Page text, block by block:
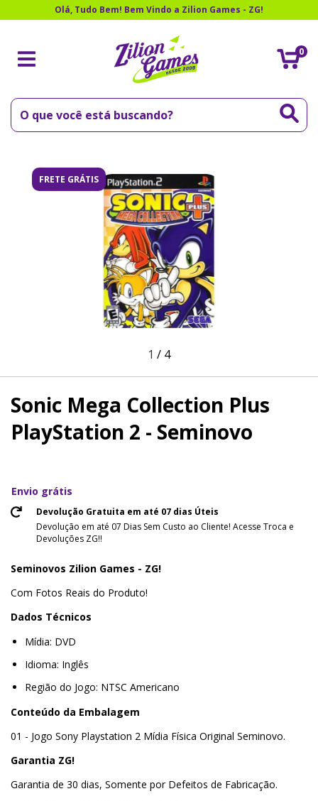
Olá, Tudo Bem! Bem Vindo a Zilion Games - ZG!
0
FRETE GRÁTIS
1 / 4
Sonic Mega Collection Plus
PlayStation 2 - Seminovo
Envio grátis
Devolução Gratuita em até 07 dias Úteis
Devolução em até 07 Dias Sem Custo ao Cliente! Acesse Troca e
Devoluções ZG!!
Seminovos Zilion Games - ZG!
Com Fotos Reais do Produto!
Dados Técnicos
Mídia: DVD
Idioma: Inglês
Região do Jogo: NTSC Americano
Conteúdo da Embalagem
01 - Jogo Sony Playstation 2 Mídia Física Original Seminovo.
Garantia ZG!
Garantia de 30 dias, Somente por Defeitos de Fabricação.